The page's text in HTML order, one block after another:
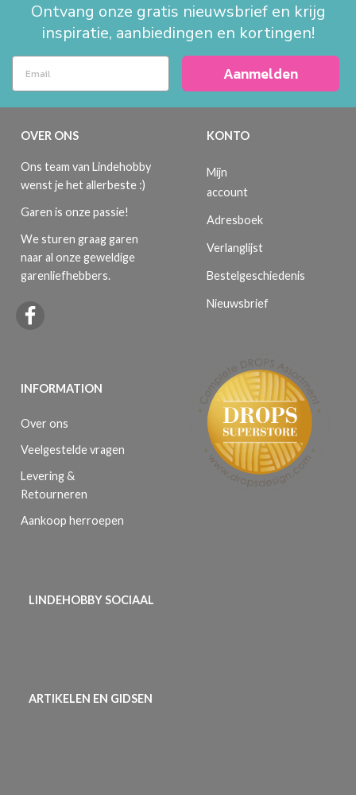
Ontvang onze gratis nieuwsbrief en krijg
inspiratie, aanbiedingen en kortingen!
Aanmelden
OVER ONS
Ons team van Lindehobby
wenst je het allerbeste :)
Garen is onze passie!
We sturen graag garen
naar al onze geweldige
garenliefhebbers.
INFORMATION
Over ons
Veelgestelde vragen
Levering &
Retourneren
Aankoop herroepen
KONTO
Mijn
account
Adresboek
Verlanglijst
Bestelgeschiedenis
Nieuwsbrief
LINDEHOBBY SOCIAAL
ARTIKELEN EN GIDSEN